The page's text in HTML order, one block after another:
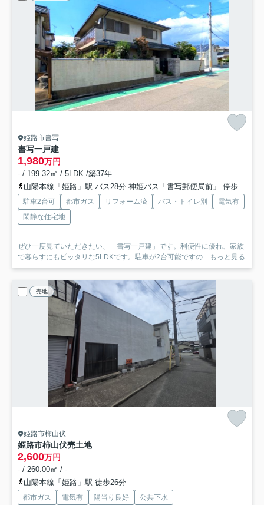
姫路市書写
書写一戸建
1,980万円
- / 199.32㎡ / 5LDK /築37年
山陽本線「姫路」駅 バス28分 神姫バス「書写郵便局前」 停歩8分
駐車2台可 都市ガス リフォーム済 バス・トイレ別
電気有
閑静な住宅地
ぜひ一度見ていただきたい、「書写一戸建」です。利便性に優れ、家族
で暮らすにもピッタリな5LDKです。駐車が2台可能ですの... もっと見る
売地
姫路市柿山伏
姫路市柿山伏売土地
2,600万円
- / 260.00㎡ / -
山陽本線「姫路」駅 徒歩26分
都市ガス 電気有 陽当り良好 公共下水